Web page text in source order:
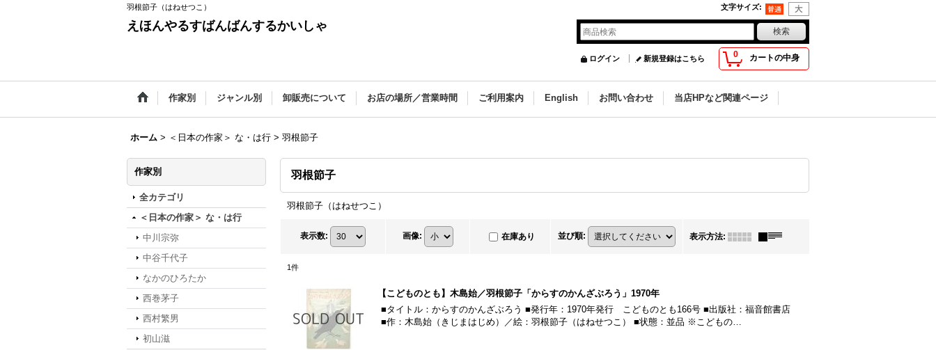
羽根節子（はねせつこ） 文字サイズ:
えほんやるすばんばんするかいしゃ
0 カートの中身
ログイン 新規登録はこちら
作家別 ジャンル別 卸販売について お店の場所／営業時間 ご利用案内 English お問い合わせ 当店HPなど関連ページ
ホーム > ＜日本の作家＞ な・は行 > 羽根節子
作家別
全カテゴリ
＜日本の作家＞ な・は行
中川宗弥
中谷千代子
なかのひろたか
西巻茅子
西村繁男
初山滋
羽根節子
羽根節子（はねせつこ）
表示数: 画像: 在庫あり 並び順: 表示方法:
1件
【こどものとも】木島始／羽根節子「からすのかんざぶろう」1970年
■タイトル：からすのかんざぶろう ■発行年：1970年発行 こどものとも166号 ■出版社：福音館書店
■作：木島始（きじまはじめ）／絵：羽根節子（はねせつこ） ■状態：並品 ※こどもの…